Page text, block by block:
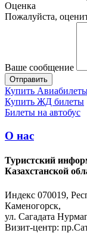
Оценка
Пожалуйста,
Ваше сообщение
Купить
Купить ЖД билеты
Билеты на автобус
О нас
Туристский
Казахстанской
Индекс 070019,
Каменогорск,
ул. Сагадата
Визит-центр: